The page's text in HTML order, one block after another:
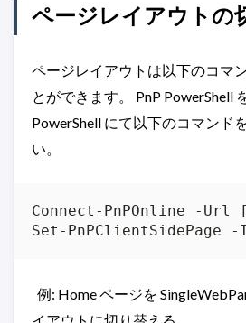
ページレイアウトの
ページレイアウトは以下のコマ
とができます。 PnP PowerShell
PowerShell にて以下のコマンド
い。
Connect-PnPOnline -Url [
例: Home ページを
イアウトに切り替える